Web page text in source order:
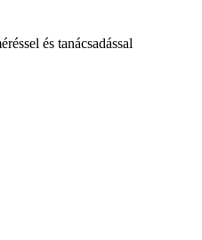
és tanácsadással